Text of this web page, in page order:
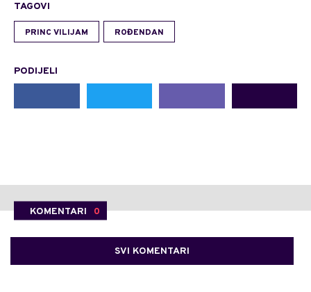
TAGOVI
PRINC VILIJAM ROĐENDAN
PODIJELI
KOMENTARI 0
SVI KOMENTARI